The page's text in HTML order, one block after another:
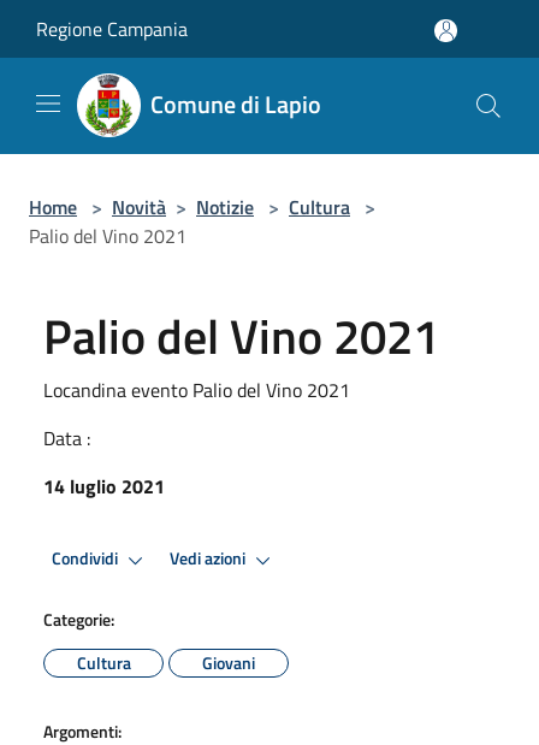
Regione Campania
Comune di Lapio
Home > Novità > Notizie > Cultura >
Palio del Vino 2021
Palio del Vino 2021
Locandina evento Palio del Vino 2021
Data :
14 luglio 2021
Condividi Vedi azioni
Categorie:
Cultura
Giovani
Argomenti: